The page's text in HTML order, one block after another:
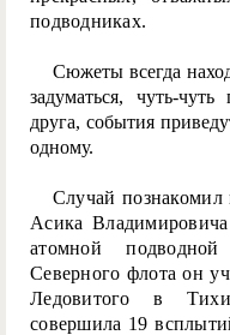
подводниках.
Сюжеты всегда
задуматься, чуть-
друга, события
одному.
Случай познакомил
Асика
атомной
Северного флота он
Ледовитого в
совершила 19